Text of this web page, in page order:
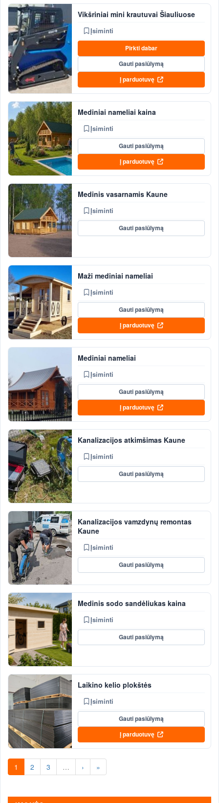
Vikšriniai mini krautuvai Šiauliuose
Įsiminti
Pirkti dabar
Gauti pasiūlymą
Į parduotuvę
Mediniai nameliai kaina
Įsiminti
Gauti pasiūlymą
Į parduotuvę
Medinis vasarnamis Kaune
Įsiminti
Gauti pasiūlymą
Maži mediniai nameliai
Įsiminti
Gauti pasiūlymą
Į parduotuvę
Mediniai nameliai
Įsiminti
Gauti pasiūlymą
Į parduotuvę
Kanalizacijos atkimšimas Kaune
Įsiminti
Gauti pasiūlymą
Kanalizacijos vamzdynų remontas
Kaune
Įsiminti
Gauti pasiūlymą
Medinis sodo sandėliukas kaina
Įsiminti
Gauti pasiūlymą
Laikino kelio plokštės
Įsiminti
Gauti pasiūlymą
Į parduotuvę
1 2 3 … › »